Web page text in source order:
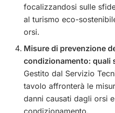
focalizzandosi sulle
al turismo eco-
orsi.
Misure di prevenzione
condizionamento: quali
Gestito dal Servizio
tavolo affronterà le
danni causati dagli orsi